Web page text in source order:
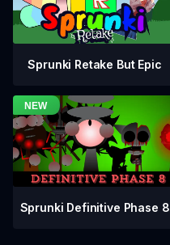
Sprunki Retake But Epic
Sprunki Definitive Phase 8